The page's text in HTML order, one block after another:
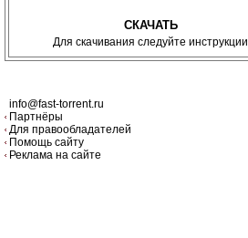
СКАЧАТЬ
Для скачивания следуйте инструкции
info@fast-torrent.ru
Партнёры
Для правообладателей
Помощь сайту
Реклама на сайте